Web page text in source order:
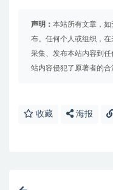
声明： 本站所有文章，
布。任何个人或组织，在
采集、发布本站内容到
站内容侵犯了原著者的合
收藏 海报